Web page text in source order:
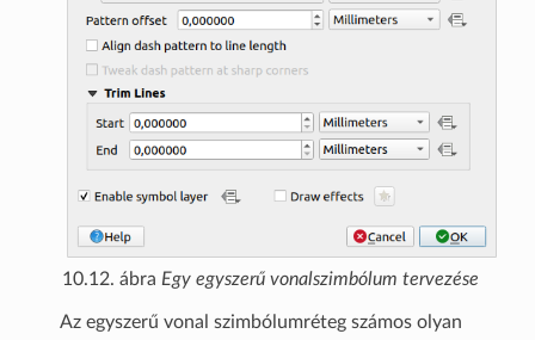
10.12. ábra Egy egyszerű vonalszimbólum tervezése
Az egyszerű vonal szimbólumréteg számos olyan